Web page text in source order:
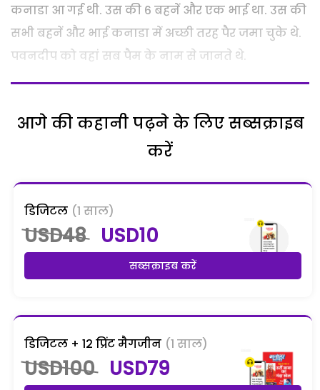
कनाडा आ गई थी. उस की 6 बहनें और एक भाई था. उस की
सभी बहनें और भाई कनाडा में अच्छी तरह पैर जमा चुके थे.
पवनदीप को वहां सब पैम के नाम से जानते थे.
आगे की कहानी पढ़ने के लिए सब्सक्राइब
करें
डिजिटल (1 साल)
USD48 USD10
सब्सक्राइब करें
डिजिटल + 12 प्रिंट मैगजीन (1 साल)
USD100 USD79